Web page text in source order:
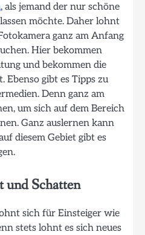
, als jemand der nur schöne
möchte. Daher lohnt
ganz am Anfang
Hier bekommen
und bekommen die
Ebenso gibt es Tipps zu
Denn ganz am
um sich auf dem Bereich
Ganz auslernen kann
diesem Gebiet gibt es
und Schatten
sich für Einsteiger wie
stets lohnt es sich neues